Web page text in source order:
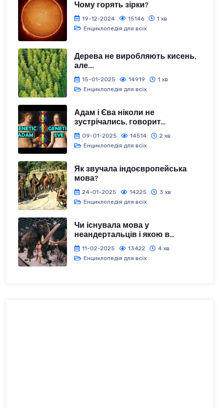
Чому горять зірки?
19-12-2024 15146
1 хв
Енциклопедія для всіх
Дерева не виробляють кисень,
але....
15-01-2025 14919
1 хв
Енциклопедія для всіх
Адам і Єва ніколи не
зустрічались, говорит...
09-01-2025 14514
2 хв
Енциклопедія для всіх
Як звучала індоєвропейська
мова?
24-01-2025 14225
3 хв
Енциклопедія для всіх
Чи існувала мова у
неандертальців і якою в...
11-02-2025 13422
4 хв
Енциклопедія для всіх